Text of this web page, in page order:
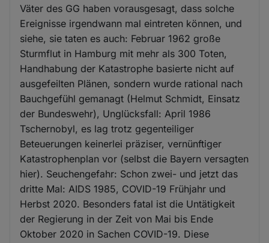
Väter des GG haben vorausgesagt, dass solche
Ereignisse irgendwann mal eintreten können, und
siehe, sie taten es auch: Februar 1962 große
Sturmflut in Hamburg mit mehr als 300 Toten,
Handhabung der Katastrophe basierte nicht auf
ausgefeilten Plänen, sondern wurde rational nach
Bauchgefühl gemanagt (Helmut Schmidt, Einsatz
der Bundeswehr), Unglücksfall: April 1986
Tschernobyl, es lag trotz gegenteiliger
Beteuerungen keinerlei präziser, vernünftiger
Katastrophenplan vor (selbst die Bayern versagten
hier). Seuchengefahr: Schon zwei- und jetzt das
dritte Mal: AIDS 1985, COVID-19 Frühjahr und
Herbst 2020. Besonders fatal ist die Untätigkeit
der Regierung in der Zeit von Mai bis Ende
Oktober 2020 in Sachen COVID-19. Diese